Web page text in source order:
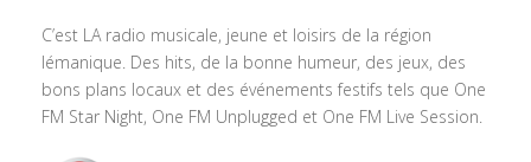
C’est LA radio musicale, jeune et loisirs de la région
lémanique. Des hits, de la bonne humeur, des jeux, des
bons plans locaux et des événements festifs tels que One
FM Star Night, One FM Unplugged et One FM Live Session.